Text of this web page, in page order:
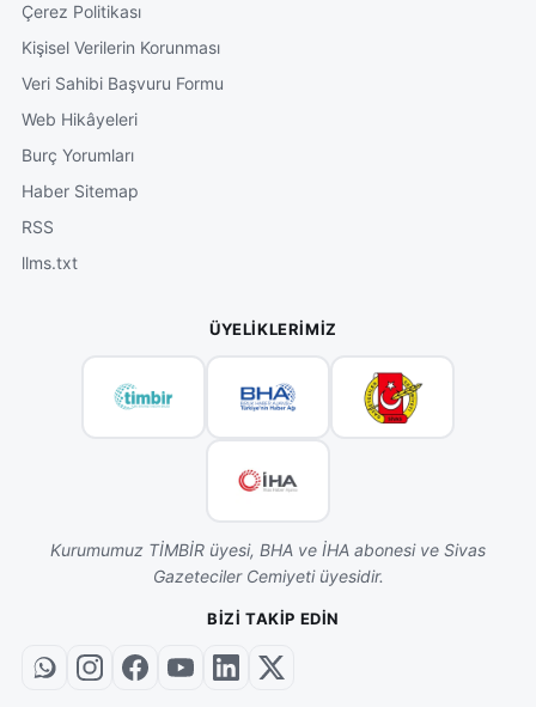
Çerez Politikası
Kişisel Verilerin Korunması
Veri Sahibi Başvuru Formu
Web Hikâyeleri
Burç Yorumları
Haber Sitemap
RSS
llms.txt
ÜYELIKLERIMIZ
Kurumumuz TİMBİR üyesi, BHA ve İHA abonesi ve Sivas
Gazeteciler Cemiyeti üyesidir.
BIZI TAKIP EDIN